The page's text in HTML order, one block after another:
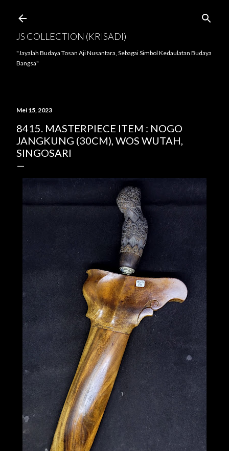
JS COLLECTION (KRISADI)
"Jayalah Budaya Tosan Aji Nusantara, Sebagai Simbol Kedaulatan Budaya
Bangsa"
Mei 15, 2023
8415. MASTERPIECE ITEM : NOGO
JANGKUNG (30CM), WOS WUTAH,
SINGOSARI